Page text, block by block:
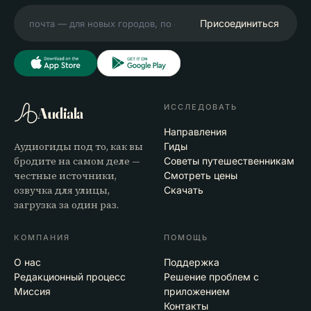
Присоединиться
Audiala
Аудиогиды под то, как вы
бродите на самом деле —
честные источники,
озвучка для улицы,
загрузка за один раз.
ИССЛЕДОВАТЬ
Направления
Гиды
Советы путешественникам
Смотреть цены
Скачать
КОМПАНИЯ
О нас
Редакционный процесс
Миссия
ПОМОЩЬ
Поддержка
Решение проблем с
приложением
Контакты